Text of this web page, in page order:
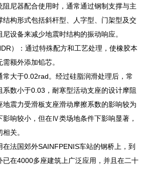
阻尼器配合使用时，通常通过钢制支撑与主
结构形式包括斜杆型、人字型、门架型及交
设备来减少地震时结构的振动响应。
）：通过特殊配方和工艺处理，使橡胶本
额外添加铅芯。
常大于0.02rad。经过硅脂润滑处理后，常
数小于0.03，耐寒型活动支座的设计摩阻
震力受滑板支座滑动摩擦系数的影响较为
响较小，但在Ⅳ类场地条件下影响显著，
关。
法国郊外SAINFPENIS车站的钢桥上，到
已在4000多座建筑上广泛应用，并且在二十